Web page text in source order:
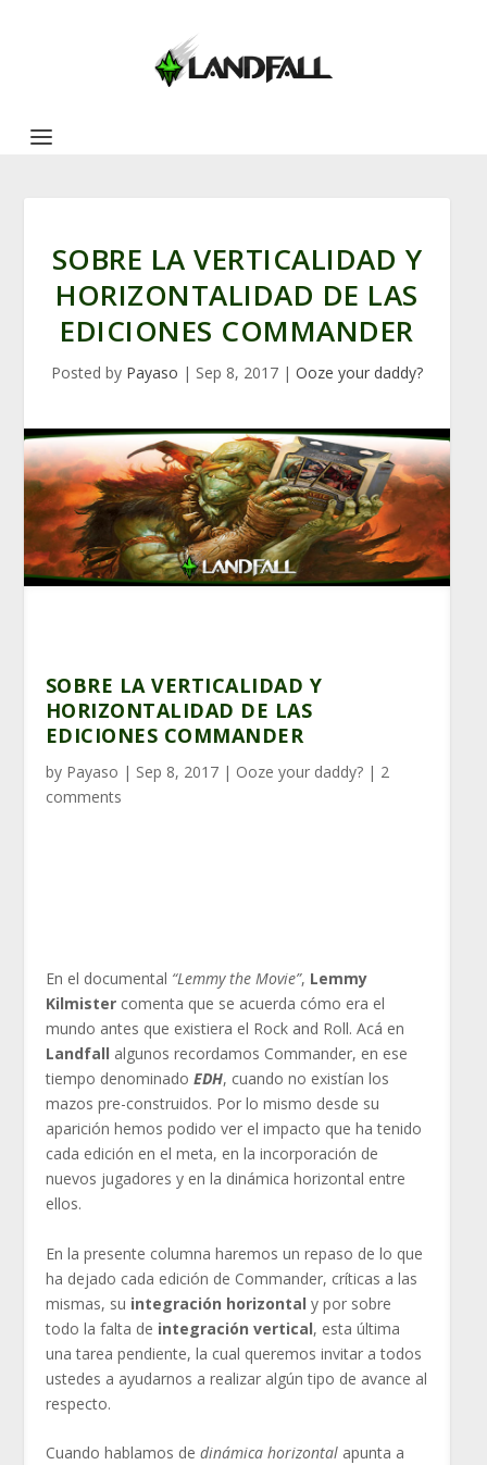
SOBRE LA VERTICALIDAD Y
HORIZONTALIDAD DE LAS
EDICIONES COMMANDER
Posted by Payaso | Sep 8, 2017 | Ooze your daddy?
SOBRE LA VERTICALIDAD Y
HORIZONTALIDAD DE LAS
EDICIONES COMMANDER
by Payaso | Sep 8, 2017| Ooze your daddy?| 2
comments
En el documental “Lemmy the Movie”, Lemmy
Kilmister comenta que se acuerda cómo era el
mundo antes que existiera el Rock and Roll. Acá en
Landfall algunos recordamos Commander, en ese
tiempo denominado EDH, cuando no existían los
mazos pre-construidos. Por lo mismo desde su
aparición hemos podido ver el impacto que ha tenido
cada edición en el meta, en la incorporación de
nuevos jugadores y en la dinámica horizontal entre
ellos.
En la presente columna haremos un repaso de lo que
ha dejado cada edición de Commander, críticas a las
mismas, su integración horizontal y por sobre
todo la falta de integración vertical, esta última
una tarea pendiente, la cual queremos invitar a todos
ustedes a ayudarnos a realizar algún tipo de avance al
respecto.
Cuando hablamos de dinámica horizontalapunta a